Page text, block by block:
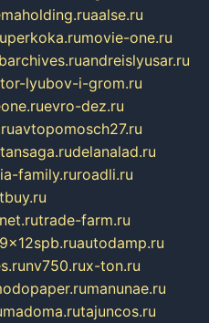
aalse.ru
perkoka.rumovie-one.ru
andreislyusar.ru
tor-lyubov-i-grom.ru
evro-dez.ru
avtopomosch27.ru
delanalad.ru
family.ruroadli.ru
trade-farm.ru
autodamp.ru
nv750.rux-ton.ru
manunae.ru
madoma.rutajuncos.ru